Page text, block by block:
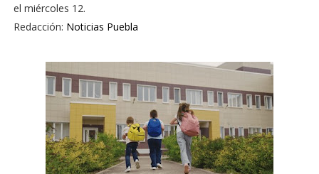
el miércoles 12.
Redacción: Noticias Puebla